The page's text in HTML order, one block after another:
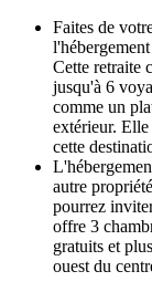
Faites de
Cette retraite
jusqu'à 6
comme un
extérieur.
cette
autre
pourrez
offre 3
gratuits et
ouest du